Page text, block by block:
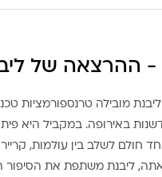
- ההרצאה של
מובילה טרנספורמציות
באירופה. במקביל היא
חולם לשלב בין עולמות,
ליבנת משתפת את הסיפור